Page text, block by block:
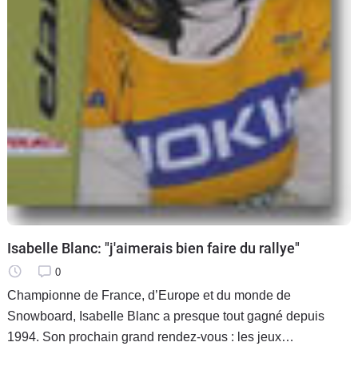
Isabelle Blanc: "j'aimerais bien faire du rallye"
0
Championne de France, d’Europe et du monde de
Snowboard, Isabelle Blanc a presque tout gagné depuis
1994. Son prochain grand rendez-vous : les jeux